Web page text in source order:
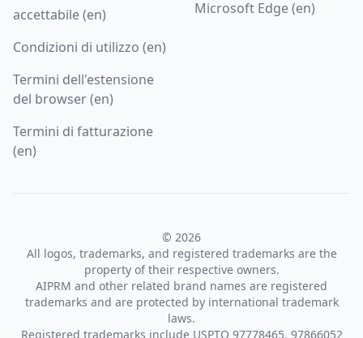
accettabile (en)
Condizioni di utilizzo (en)
Termini dell'estensione
del browser (en)
Termini di fatturazione
(en)
Microsoft Edge (en)
© 2026
All logos, trademarks, and registered trademarks are the
property of their respective owners.
AIPRM and other related brand names are registered
trademarks and are protected by international trademark
laws.
Registered trademarks include USPTO 97778465, 97866052